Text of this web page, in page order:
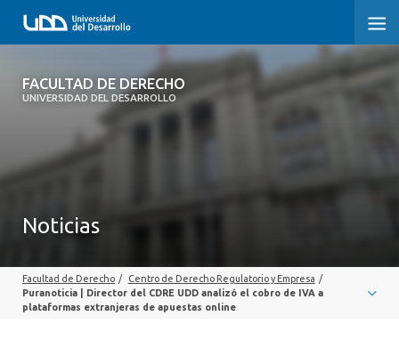
FACULTAD DE DERECHO
UNIVERSIDAD DEL DESARROLLO
FACULTAD DE DERECHO
SOBRE LA FACULTAD
PROFESORES
Noticias
Facultad de Derecho / Centro de Derecho Regulatorio y Empresa /
Puranoticia | Director del CDRE UDD analizó el cobro de IVA a
plataformas extranjeras de apuestas online